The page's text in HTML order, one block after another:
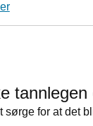
sørge for at det